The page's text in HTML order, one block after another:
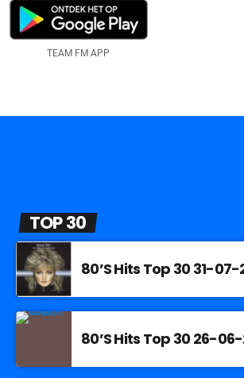
TEAM FM APP
TOP 30
80’S Hits Top 30 31-
80’S Hits Top 30 26-